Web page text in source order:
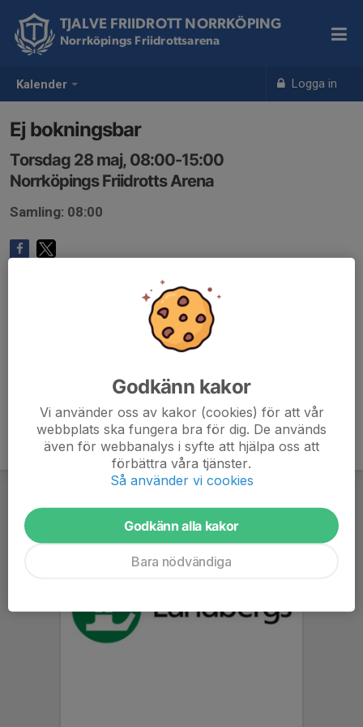
Kalender Logga in
TJALVE FRIIDROTT NORRKÖPING
Norrköpings Friidrottsarena
Ej bokningsbar
Torsdag 28 maj, 08:00-15:00
Norrköpings Friidrotts Arena
Samling: 08:00
Godkänn kakor
Vi använder oss av kakor (cookies) för att vår
webbplats ska fungera bra för dig. De används
även för webbanalys i syfte att hjälpa oss att
förbättra våra tjänster.
Så använder vi cookies
Godkänn alla kakor
Bara nödvändiga